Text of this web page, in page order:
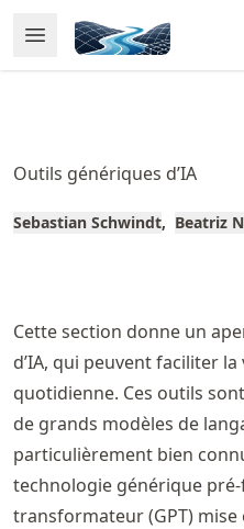
to
article
to
content
Open Menu
Made with MyST
Outils génériques d’IA
Sebastian Schwindt Beatriz
Cette section donne un
d’IA, qui peuvent faciliter
quotidienne. Ces outils
de grands modèles de
particulièrement bien
technologie générique
transformateur (GPT)